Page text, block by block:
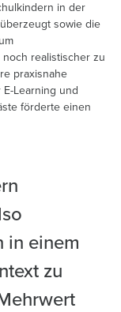
in der
sowie die
realistischer zu
praxisnahe
Learning und
förderte einen
in einem
zu